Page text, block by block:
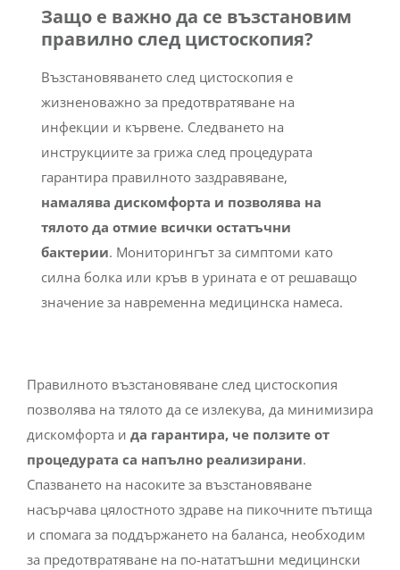
Защо е важно да се възстановим
правилно след цистоскопия?
Възстановяването след цистоскопия е
жизненоважно за предотвратяване на
инфекции и кървене. Следването на
инструкциите за грижа след процедурата
гарантира правилното заздравяване,
намалява дискомфорта и позволява на
тялото да отмие всички остатъчни
бактерии. Мониторингът за симптоми като
силна болка или кръв в урината е от решаващо
значение за навременна медицинска намеса.
Правилното възстановяване след цистоскопия
позволява на тялото да се излекува, да минимизира
дискомфорта и да гарантира, че ползите от
процедурата са напълно реализирани.
Спазването на насоките за възстановяване
насърчава цялостното здраве на пикочните пътища
и спомага за поддържането на баланса, необходим
за предотвратяване на по-нататъшни медицински